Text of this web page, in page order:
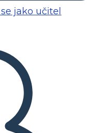
jako učitel